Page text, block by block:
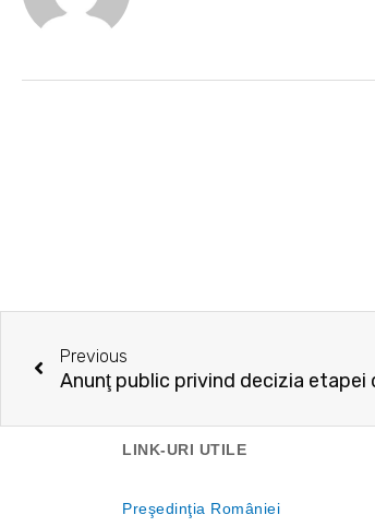
Previous
LINK-URI UTILE
Preşedinţia României